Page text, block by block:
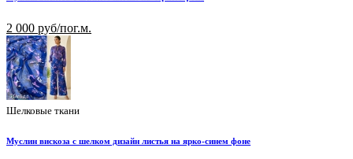
2 000 руб/пог.м.
Шелковые ткани
Муслин вискоза с шелком дизайн листья на ярко-синем фоне